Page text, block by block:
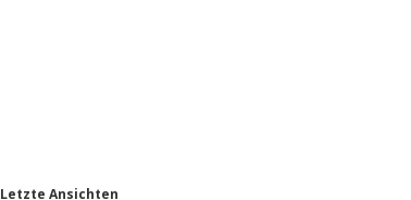
Letzte Ansichten